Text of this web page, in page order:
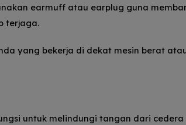
earmuff atau earplug guna
terjaga.
yang bekerja di dekat mesin berat
untuk melindungi tangan dari cedera